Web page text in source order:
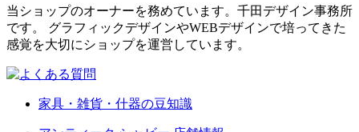
当ショップのオーナーを務めています。千田デザイン事務所
です。 グラフィックデザインやWEBデザインで培ってきた
感覚を大切にショップを運営しています。
家具・雑貨・什器の豆知識